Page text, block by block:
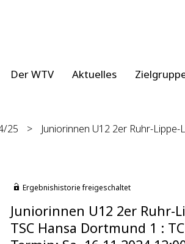
Der WTV Aktuelles
25 > Juniorinnen U12 2er Ruhr-Lippe-
Ergebnishistorie freigeschaltet
Juniorinnen U12 2er Ruhr-
TSC Hansa Dortmund 1 :